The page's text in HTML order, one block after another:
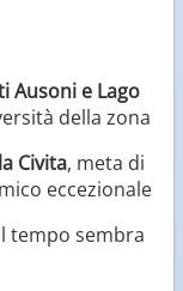
Ausoni e Lago
della zona
Civita, meta di
eccezionale
tempo sembra